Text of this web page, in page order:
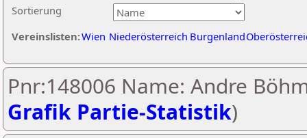
Sortierung
Vereinslisten:Wien Niederösterreich Burgenland
Pnr:148006 Name: Andre
Grafik Partie-Statistik)